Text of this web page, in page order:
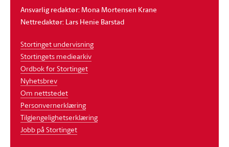
Ansvarlig redaktør: Mona Mortensen Krane
Nettredaktør: Lars Henie Barstad
Stortinget undervisning
Stortingets mediearkiv
Ordbok for Stortinget
Nyhetsbrev
Om nettstedet
Personvernerklæring
Tilgjengelighetserklæring
Jobb på Stortinget